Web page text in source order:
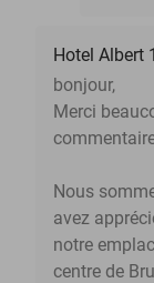
Hotel Albert 1
bonjour,
Merci
Nous
avez
notre
centre de